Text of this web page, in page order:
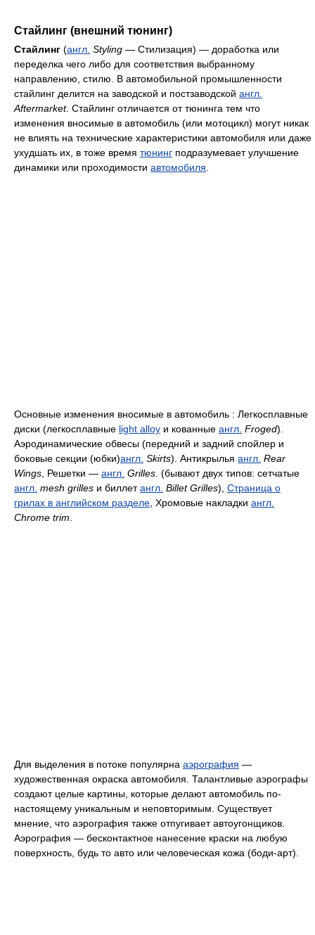
Стайлинг (внешний тюнинг)
Стайлинг (англ. Styling — Стилизация) — доработка или
переделка чего либо для соответствия выбранному
направлению, стилю. В автомобильной промышленности
стайлинг делится на заводской и постзаводской англ.
Aftermarket. Стайлинг отличается от тюнинга тем что
изменения вносимые в автомобиль (или мотоцикл) могут никак
не влиять на технические характеристики автомобиля или даже
ухудшать их, в тоже время тюнинг подразумевает улучшение
динамики или проходимости автомобиля
Основные изменения вносимые в автомобиль : Легкосплавные
диски (легкосплавные light alloy и кованные англ. Froged).
Аэродинамические обвесы (передний и задний спойлер и
боковые секции (юбки)англ. Skirts). Антикрылья англ. Rear
Wings , Решетки — англ. Grilles . (бывают двух типов: сетчатые
англ. mesh grilles и биллетангл. Billet Grilles), Страница о
грилах в английском разделе , Хромовые накладки англ.
Chrome trim
Для выделения в потоке популярна аэрография —
художественная окраска автомобиля. Талантливые аэрографы
создают целые картины, которые делают автомобиль по-
настоящему уникальным и неповторимым. Существует
мнение, что аэрография также отпугивает автоугонщиков.
Аэрография — бесконтактное нанесение краски на любую
поверхность, будь то авто или человеческая кожа (боди-арт).